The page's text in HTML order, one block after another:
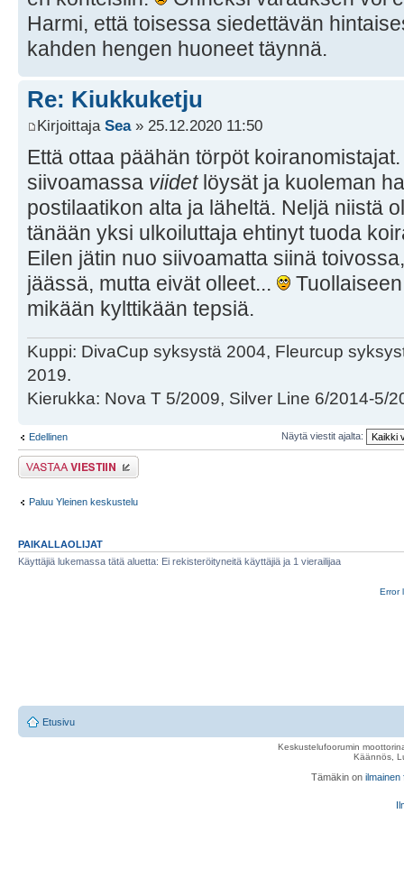
Harmi, että toisessa siedettävän
kahden hengen huoneet täynnä.
Re: Kiukkuketju
Kirjoittaja Sea» 25.12.2020 11:50
Että ottaa päähän törpöt
siivoamassa viidetlöysät ja kuoleman
postilaatikon alta ja läheltä. Neljä niistä
tänään yksi ulkoiluttaja ehtinyt tuoda
Eilen jätin nuo siivoamatta siinä
jäässä, mutta eivät olleet...
mikään kylttikään tepsiä.
Kuppi: DivaCup syksystä 2004, Fleurcup
2019.
Kierukka: Nova T 5/2009, Silver Line 6/2014-5/
Edellinen Näytä viestit ajalta:
Lähetä vastaus
Paluu Yleinen keskustelu
PAIKALLAOLIJAT
Käyttäjiä lukemassa tätä aluetta: Ei rekisteröityneitä käyttäjiä ja 1 vierailijaa
Error
Etusivu
Keskustelufoorumin
Käännös,
Tämäkin on ilmainen